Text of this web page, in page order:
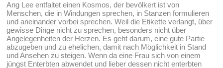
Ang Lee entfaltet einen Kosmos, der bevölkert ist von
Menschen, die in Windungen sprechen, in Stanzen formulieren
und aneinander vorbei sprechen. Weil die Etikette verlangt, über
gewisse Dinge nicht zu sprechen, besonders nicht über
Angelegenheiten der Herzen. Es geht darum, eine gute Partie
abzugeben und zu ehelichen, damit nach Möglichkeit in Stand
und Ansehen zu steigen. Wenn da eine Frau sich von einem
jüngst Enterbten abwendet und lieber dessen nicht enterbten